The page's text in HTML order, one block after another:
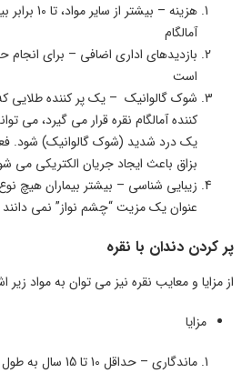
هزینه –
آمالگام
بازدیدهای اداری اضافی – برای انجام
است
شوک گالوانیک – یک پر کننده طلایی که
کننده آمالگام نقره قرار می گیرد، می
یک درد شدید (شوک گالوانیک) شود.
بزاق باعث ایجاد جریان الکتریکی می
زیبایی شناسی – بیشتر بیماران هیچ
عنوان یک مزیت “چشم نواز” نمی دانند
پر کردن دندان با نقره
از مزایا و معایب نقره نیز می توان به مواد زیر
مزایا
ماندگاری – حداقل